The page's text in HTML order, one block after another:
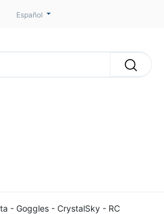
Español
- Goggles - CrystalSky - RC